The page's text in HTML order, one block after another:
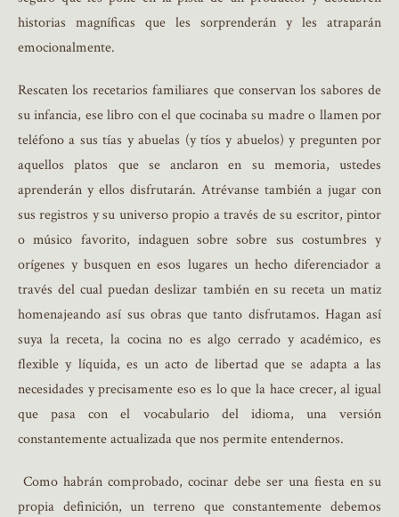
historias magníficas que les sorprenderán y les atraparán
emocionalmente.
Rescaten los recetarios familiares que conservan los sabores de
su infancia, ese libro con el que cocinaba su madre o llamen por
teléfono a sus tías y abuelas (y tíos y abuelos) y pregunten por
aquellos platos que se anclaron en su memoria, ustedes
aprenderán y ellos disfrutarán. Atrévanse también a jugar con
sus registros y su universo propio a través de su escritor, pintor
o músico favorito, indaguen sobre sobre sus costumbres y
orígenes y busquen en esos lugares un hecho diferenciador a
través del cual puedan deslizar también en su receta un matiz
homenajeando así sus obras que tanto disfrutamos. Hagan así
suya la receta, la cocina no es algo cerrado y académico, es
flexible y líquida, es un acto de libertad que se adapta a las
necesidades y precisamente eso es lo que la hace crecer, al igual
que pasa con el vocabulario del idioma, una versión
constantemente actualizada que nos permite entendernos.
Como habrán comprobado, cocinar debe ser una fiesta en su
propia definición, un terreno que constantemente debemos